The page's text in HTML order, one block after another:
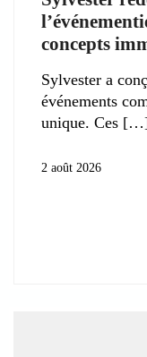
concepts
Sylvester a
événements
unique. Ces
2 août 2026